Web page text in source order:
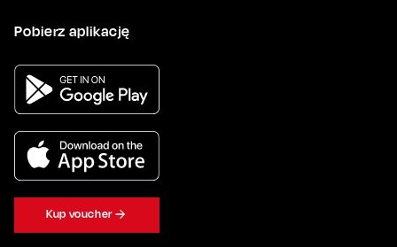
Pobierz aplikację
Kup voucher